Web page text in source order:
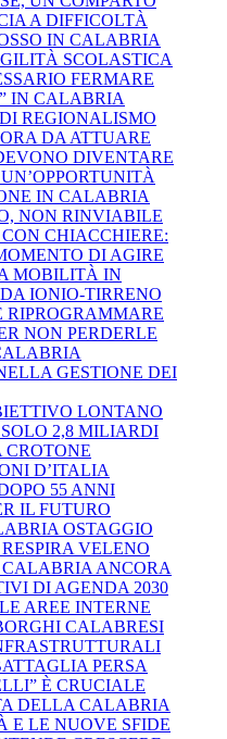
A DIFFICOLTÀ
IN CALABRIA
SCOLASTICA
FERMARE
IN CALABRIA
REGIONALISMO
DA ATTUARE
DIVENTARE
IN CALABRIA
NON RINVIABILE
CHIACCHIERE:
DI AGIRE
MOBILITÀ IN
IONIO-TIRRENO
RIPROGRAMMARE
NON PERDERLE
GESTIONE DEI
LONTANO
2,8 MILIARDI
CROTONE
D’ITALIA
55 ANNI
IL FUTURO
OSTAGGIO
VELENO
ANCORA
DI AGENDA 2030
AREE INTERNE
CALABRESI
PERSA
È CRUCIALE
DELLA CALABRIA
E LE NUOVE SFIDE